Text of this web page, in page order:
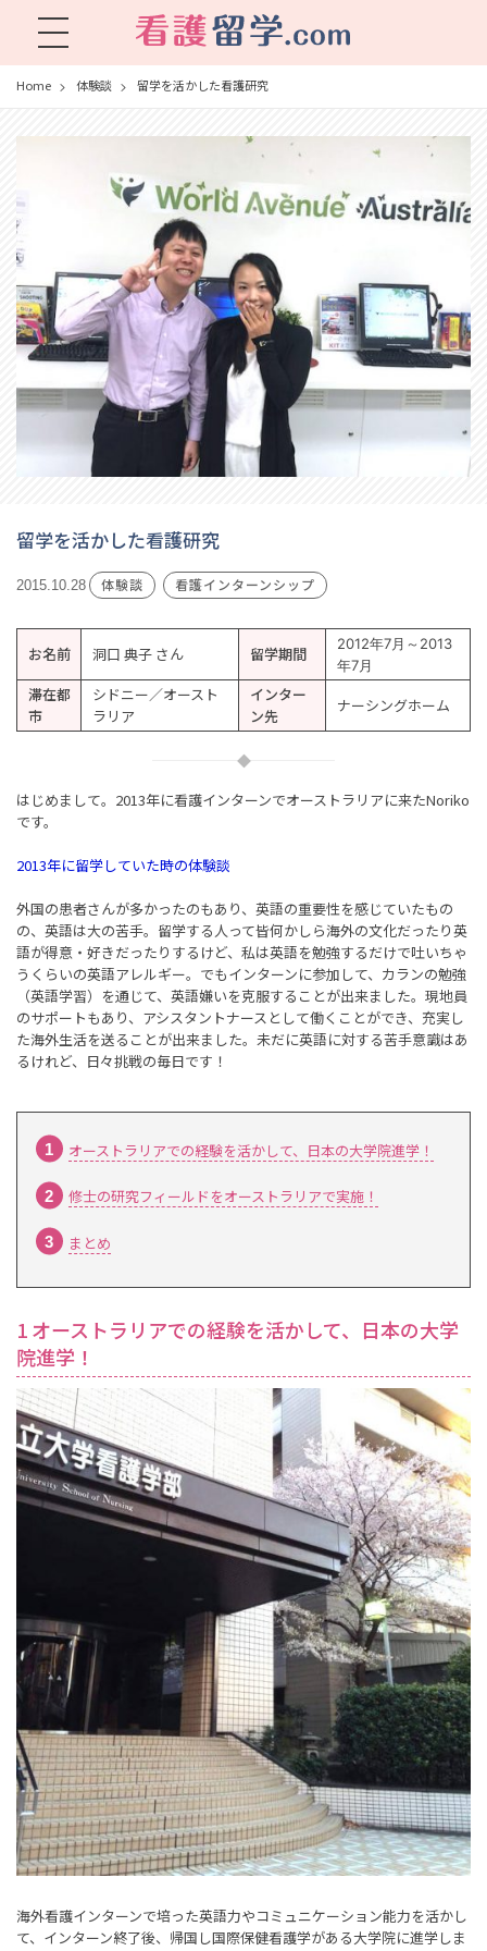
看護留学.com
World Avenueは海外就職、 永住を目指す看護留学をサポートします !
Home 体験談 留学を活かした看護研究
留学を活かした看護研究
2015.10.28 体験談 看護インターンシップ
お名前 洞口 典子 さん 留学期間
2012年7月～2013
年7月
滞在都
市
シドニー／オースト
ラリア
インター
ン先
ナーシングホーム
はじめまして。2013年に看護インターンでオーストラリアに来たNoriko
です。
2013年に留学していた時の体験談
外国の患者さんが多かったのもあり、英語の重要性を感じていたもの
の、英語は大の苦手。留学する人って皆何かしら海外の文化だったり英
語が得意・好きだったりするけど、私は英語を勉強するだけで吐いちゃ
うくらいの英語アレルギー。でもインターンに参加して、カランの勉強
（英語学習）を通じて、英語嫌いを克服することが出来ました。現地員
のサポートもあり、アシスタントナースとして働くことができ、充実し
た海外生活を送ることが出来ました。未だに英語に対する苦手意識はあ
るけれど、日々挑戦の毎日です！
オーストラリアでの経験を活かして、日本の大学院進学！
修士の研究フィールドをオーストラリアで実施！
まとめ
1 オーストラリアでの経験を活かして、日本の大学
院進学！
海外看護インターンで培った英語力やコミュニケーション能力を活かし
て、インターン終了後、帰国し国際保健看護学がある大学院に進学しま